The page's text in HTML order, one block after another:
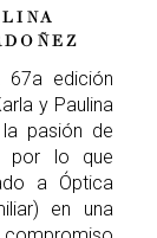
edición
y Paulina
pasión de
por lo que
a Óptica
en una